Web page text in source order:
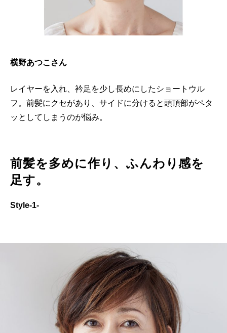
横野あつこさん
レイヤーを入れ、衿足を少し長めにしたショートウル
フ。前髪にクセがあり、サイドに分けると頭頂部がペタ
ッとしてしまうのが悩み。
前髪を多めに作り、ふんわり感を
足す。
Style-1-